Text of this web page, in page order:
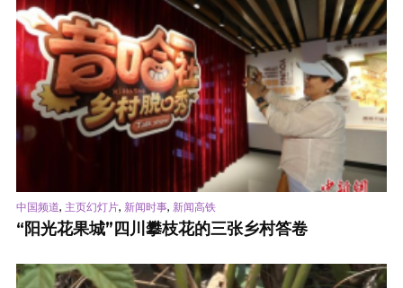
中国频道, 主页幻灯片, 新闻时事, 新闻高铁
“阳光花果城”四川攀枝花的三张乡村答卷